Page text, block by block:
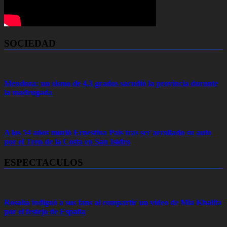
SOCIEDAD
Mendoza: un sismo de 4,3 grados sacudió la provincia durante
la madrugada
A los 54 años murió Ernestina Pais tras ser arrollado su auto
por el Tren de la Costa en San Isidro
ESPECTACULOS
Rosalía indignó a sus fans al compartir un video de Mia Khalifa
por el festejo de España